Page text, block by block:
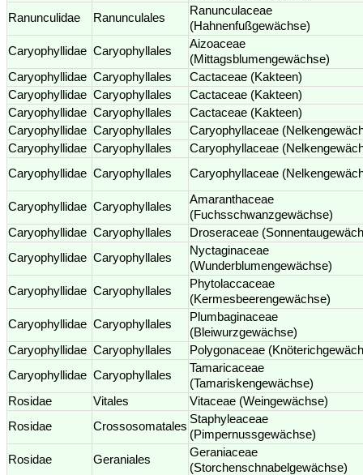
Ranunculidae
Ranunculales
Ranunculaceae
(Hahnenfußgewächse)
Caryophyllidae Caryophyllales
Aizoaceae
(Mittagsblumengewächse)
Caryophyllidae Caryophyllales
Cactaceae (Kakteen)
Caryophyllidae Caryophyllales
Cactaceae (Kakteen)
Caryophyllidae Caryophyllales
Cactaceae (Kakteen)
Caryophyllidae Caryophyllales
Caryophyllaceae
Caryophyllidae Caryophyllales
Caryophyllaceae
Caryophyllidae Caryophyllales Caryophyllaceae
Caryophyllidae Caryophyllales
Amaranthaceae
(Fuchsschwanzgewächse)
Caryophyllidae Caryophyllales
Droseraceae
Caryophyllidae Caryophyllales
Nyctaginaceae
(Wunderblumengewächse)
Caryophyllidae Caryophyllales
Phytolaccaceae
(Kermesbeerengewächse)
Caryophyllidae Caryophyllales
Plumbaginaceae
(Bleiwurzgewächse)
Caryophyllidae Caryophyllales
Polygonaceae
Caryophyllidae Caryophyllales
Tamaricaceae
(Tamariskengewächse)
Rosidae
Vitales
Vitaceae (Weingewächse)
Rosidae
Crossosomatales
Staphyleaceae
(Pimpernussgewächse)
Rosidae
Geraniales
Geraniaceae
(Storchenschnabelgewächse)